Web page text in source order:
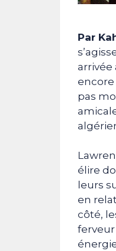
Par
arrivée
encore
pas
élire
leurs
en
côté,